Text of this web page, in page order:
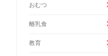
おむつ
離乳食
教育